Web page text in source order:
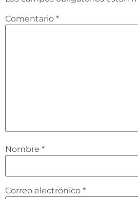
Comentario *
Nombre *
Correo electrónico *